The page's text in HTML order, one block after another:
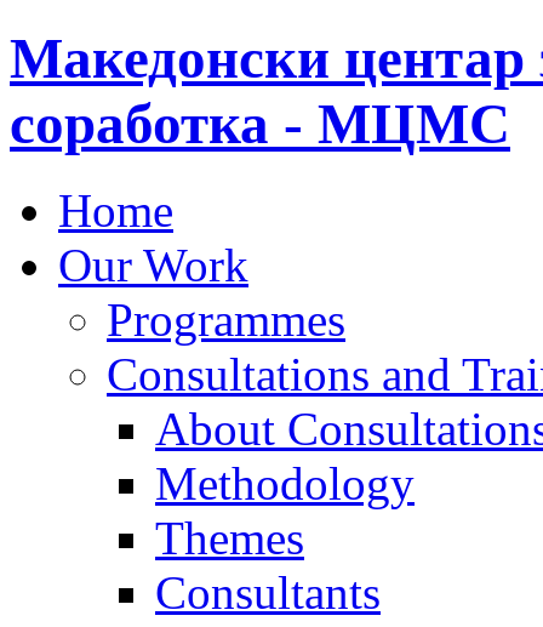
Македонски центар
соработка - МЦМС
Home
Our Work
Programmes
Consultations and
About
Methodology
Themes
Consultants